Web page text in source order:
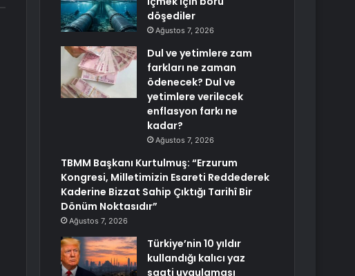
döşediler
Ağustos 7, 2026
Dul ve yetimlere zam
farkları ne zaman
ödenecek? Dul ve
yetimlere verilecek
enflasyon farkı ne
kadar?
Ağustos 7, 2026
TBMM Başkanı Kurtulmuş: “Erzurum
Kongresi, Milletimizin Esareti Reddederek
Kaderine Bizzat Sahip Çıktığı Tarihî Bir
Dönüm Noktasıdır”
Ağustos 7, 2026
Türkiye’nin 10 yıldır
kullandığı kalıcı yaz
saati uygulaması